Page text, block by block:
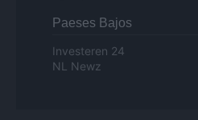
Paeses Bajos
Investeren 24
NL Newz